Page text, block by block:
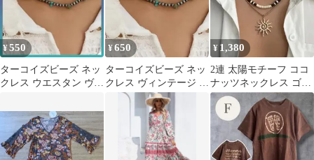
¥ 550
ターコイズビーズ ネッ
クレス ウエスタン ヴィ
ボヘミアン
¥650
ターコイズビーズ ネッ
クレス ヴィンテージ ウ
エスタン ボヘミアン ユ
ニセックス
¥ 1,380
2連 太陽モチーフ ココ
ナッツネックレス ゴー
ルド サーフ系 y2k ボヘ
ミアン